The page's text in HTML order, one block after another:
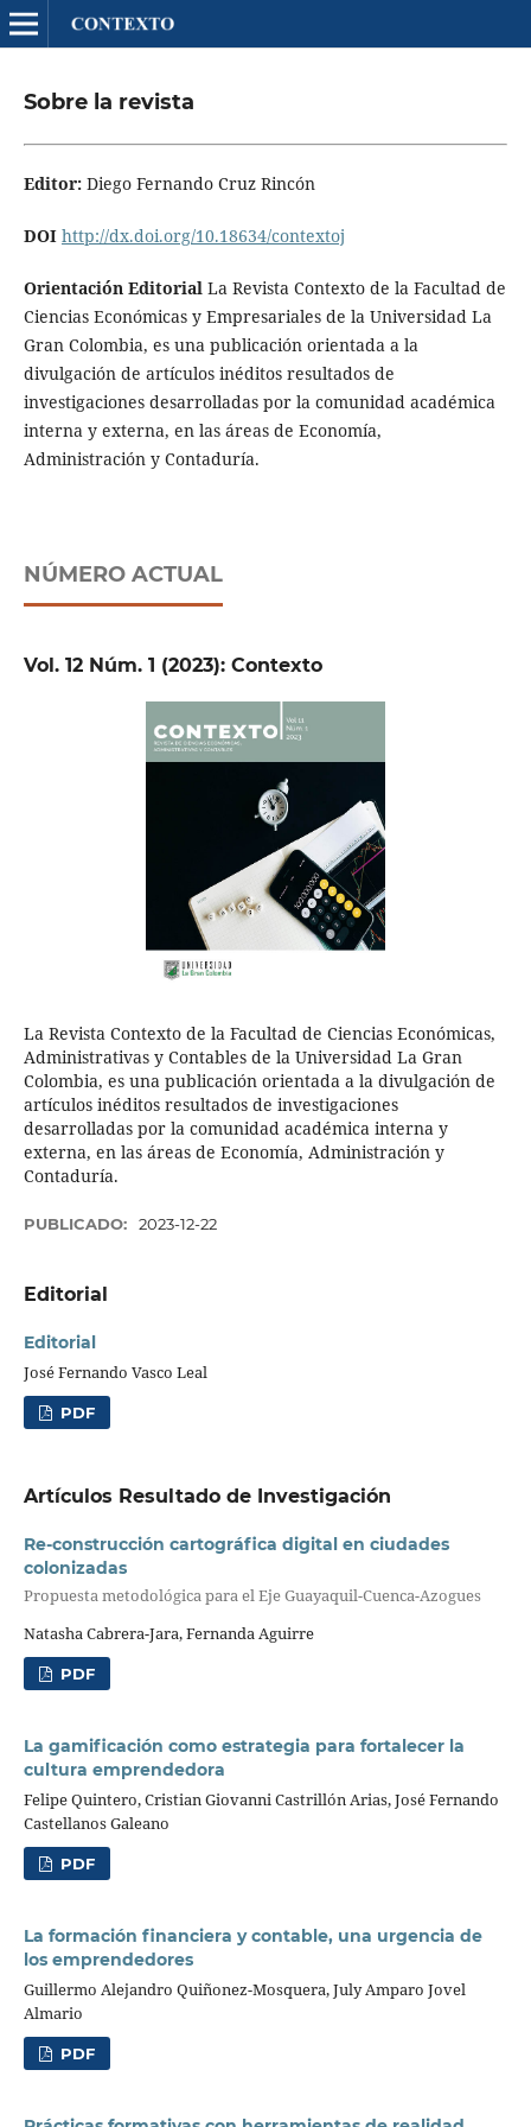
Sobre la revista
Editor: Diego Fernando Cruz Rincón
DOI http://dx.doi.org/10.18634/contextoj
Orientación EditorialLa Revista Contexto de la Facultad de
Ciencias Económicas y Empresariales de la Universidad La
Gran Colombia, es una publicación orientada a la
divulgación de artículos inéditos resultados de
investigaciones desarrolladas por la comunidad académica
interna y externa, en las áreas de Economía,
Administración y Contaduría.
NÚMERO ACTUAL
Vol. 12 Núm. 1 (2023): Contexto
La Revista Contexto de la Facultad de Ciencias Económicas,
Administrativas y Contables de la Universidad La Gran
Colombia, es una publicación orientada a la divulgación de
artículos inéditos resultados de investigaciones
desarrolladas por la comunidad académica interna y
externa, en las áreas de Economía, Administración y
Contaduría.
PUBLICADO: 2023-12-22
Editorial
Editorial
José Fernando Vasco Leal
PDF
Artículos Resultado de Investigación
Re-construcción cartográfica digital en ciudades
colonizadas
Propuesta metodológica para el Eje Guayaquil-Cuenca-Azogues
Natasha Cabrera-Jara, Fernanda Aguirre
PDF
La gamificación como estrategia para fortalecer la
cultura emprendedora
Felipe Quintero, Cristian Giovanni Castrillón Arias, José Fernando
Castellanos Galeano
PDF
La formación financiera y contable, una urgencia de
los emprendedores
Guillermo Alejandro Quiñonez-Mosquera, July Amparo Jovel
Almario
PDF